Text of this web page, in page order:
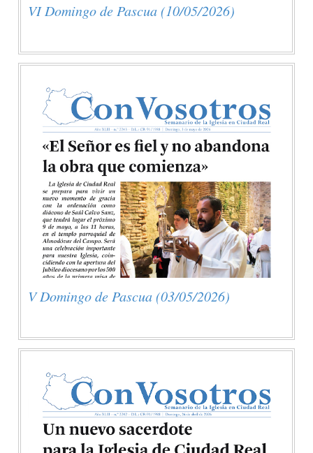
VI Domingo de Pascua (10/05/2026)
V Domingo de Pascua (03/05/2026)